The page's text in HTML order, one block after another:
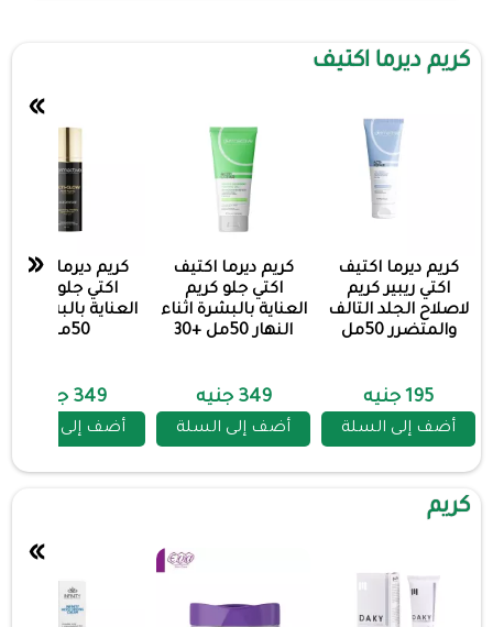
كريم ديرما اكتيف
كريم ديرما اكتيف
اكتي ريبير كريم
لاصلاح الجلد التالف
والمتضرر 50مل
195 جنيه
أضف إلى السلة
كريم ديرما اكتيف
اكتي جلو كريم
العناية بالبشرة اثناء
النهار 50مل +30
349 جنيه
أضف إلى السلة
كريم ديرما اكتيف
اكتي جلو كريم
العناية بالبشرة ليلا
50مل
349 جنيه
أضف إلى السلة
»
«
كريم
»